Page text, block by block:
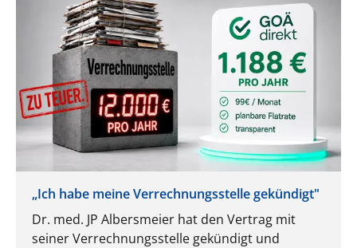
„Ich habe meine Verrechnungsstelle gekündigt"
Dr. med. JP Albersmeier hat den Vertrag mit
seiner Verrechnungsstelle gekündigt und